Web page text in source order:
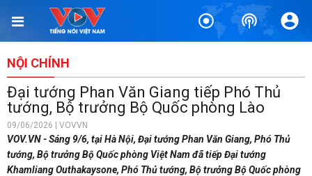
NỘI CHÍNH
Đại tướng Phan Văn Giang tiếp Phó Thủ
tướng, Bộ trưởng Bộ Quốc phòng Lào
09/06/2026 | VOVVN
VOV.VN - Sáng 9/6, tại Hà Nội, Đại tướng Phan Văn Giang, Phó Thủ
tướng, Bộ trưởng Bộ Quốc phòng Việt Nam đã tiếp Đại tướng
Khamliang Outhakaysone, Phó Thủ tướng, Bộ trưởng Bộ Quốc phòng